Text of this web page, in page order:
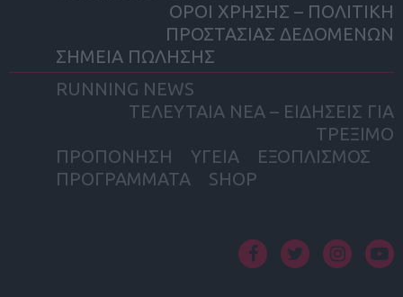
ΟΡΟΙ ΧΡΗΣΗΣ – ΠΟΛΙΤΙΚΗ
ΠΡΟΣΤΑΣΙΑΣ ΔΕΔΟΜΕΝΩΝ
ΣΗΜΕΙΑ ΠΩΛΗΣΗΣ
RUNNING NEWS
ΤΕΛΕΥΤΑΙΑ ΝΕΑ – ΕΙΔΗΣΕΙΣ ΓΙΑ
ΤΡΕΞΙΜΟ
ΠΡΟΠΟΝΗΣΗ
ΥΓΕΙΑ
ΕΞΟΠΛΙΣΜΟΣ
ΠΡΟΓΡΑΜΜΑΤΑ
SHOP